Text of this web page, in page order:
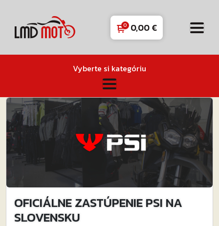
0,00€
Vyberte si kategóriu
OFICIÁLNE ZASTÚPENIE PSI NA
SLOVENSKU